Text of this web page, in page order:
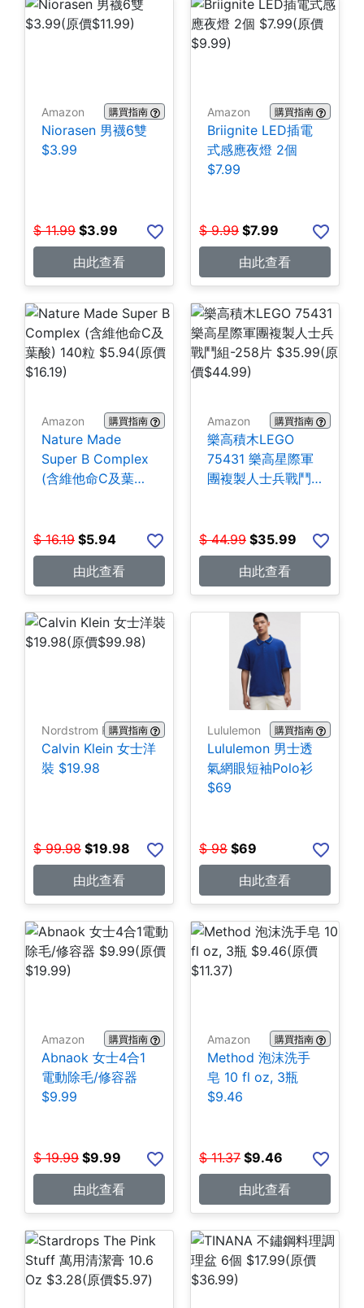
Amazon 購買指南
Niorasen 男襪6雙
$3.99
$ 11.99 $3.99
由此查看
Amazon 購買指南
Briignite LED插電
式感應夜燈 2個
$7.99
$ 9.99 $7.99
由此查看
Amazon 購買指南
Nature Made
Super B Complex
(含維他命C及葉酸)
$ 16.19 $5.94
由此查看
Amazon 購買指南
樂高積木LEGO
75431 樂高星際軍
團複製人士兵戰鬥
$ 44.99 $35.99
由此查看
Nordstrom Rack購買指南
Calvin Klein 女士洋
裝 $19.98
$ 99.98 $19.98
由此查看
Lululemon 購買指南
Lululemon 男士透
氣網眼短袖Polo衫
$69
$ 98 $69
由此查看
Amazon 購買指南
Abnaok 女士4合1
電動除毛/修容器
$9.99
$ 19.99 $9.99
由此查看
Amazon 購買指南
Method 泡沫洗手
皂 10 fl oz, 3瓶
$9.46
$ 11.37 $9.46
由此查看